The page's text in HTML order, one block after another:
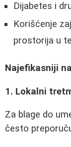
Dijabetes i
Korišćenje
prostorija u
Najefikasniji
1. Lokalni
Za blage do
često